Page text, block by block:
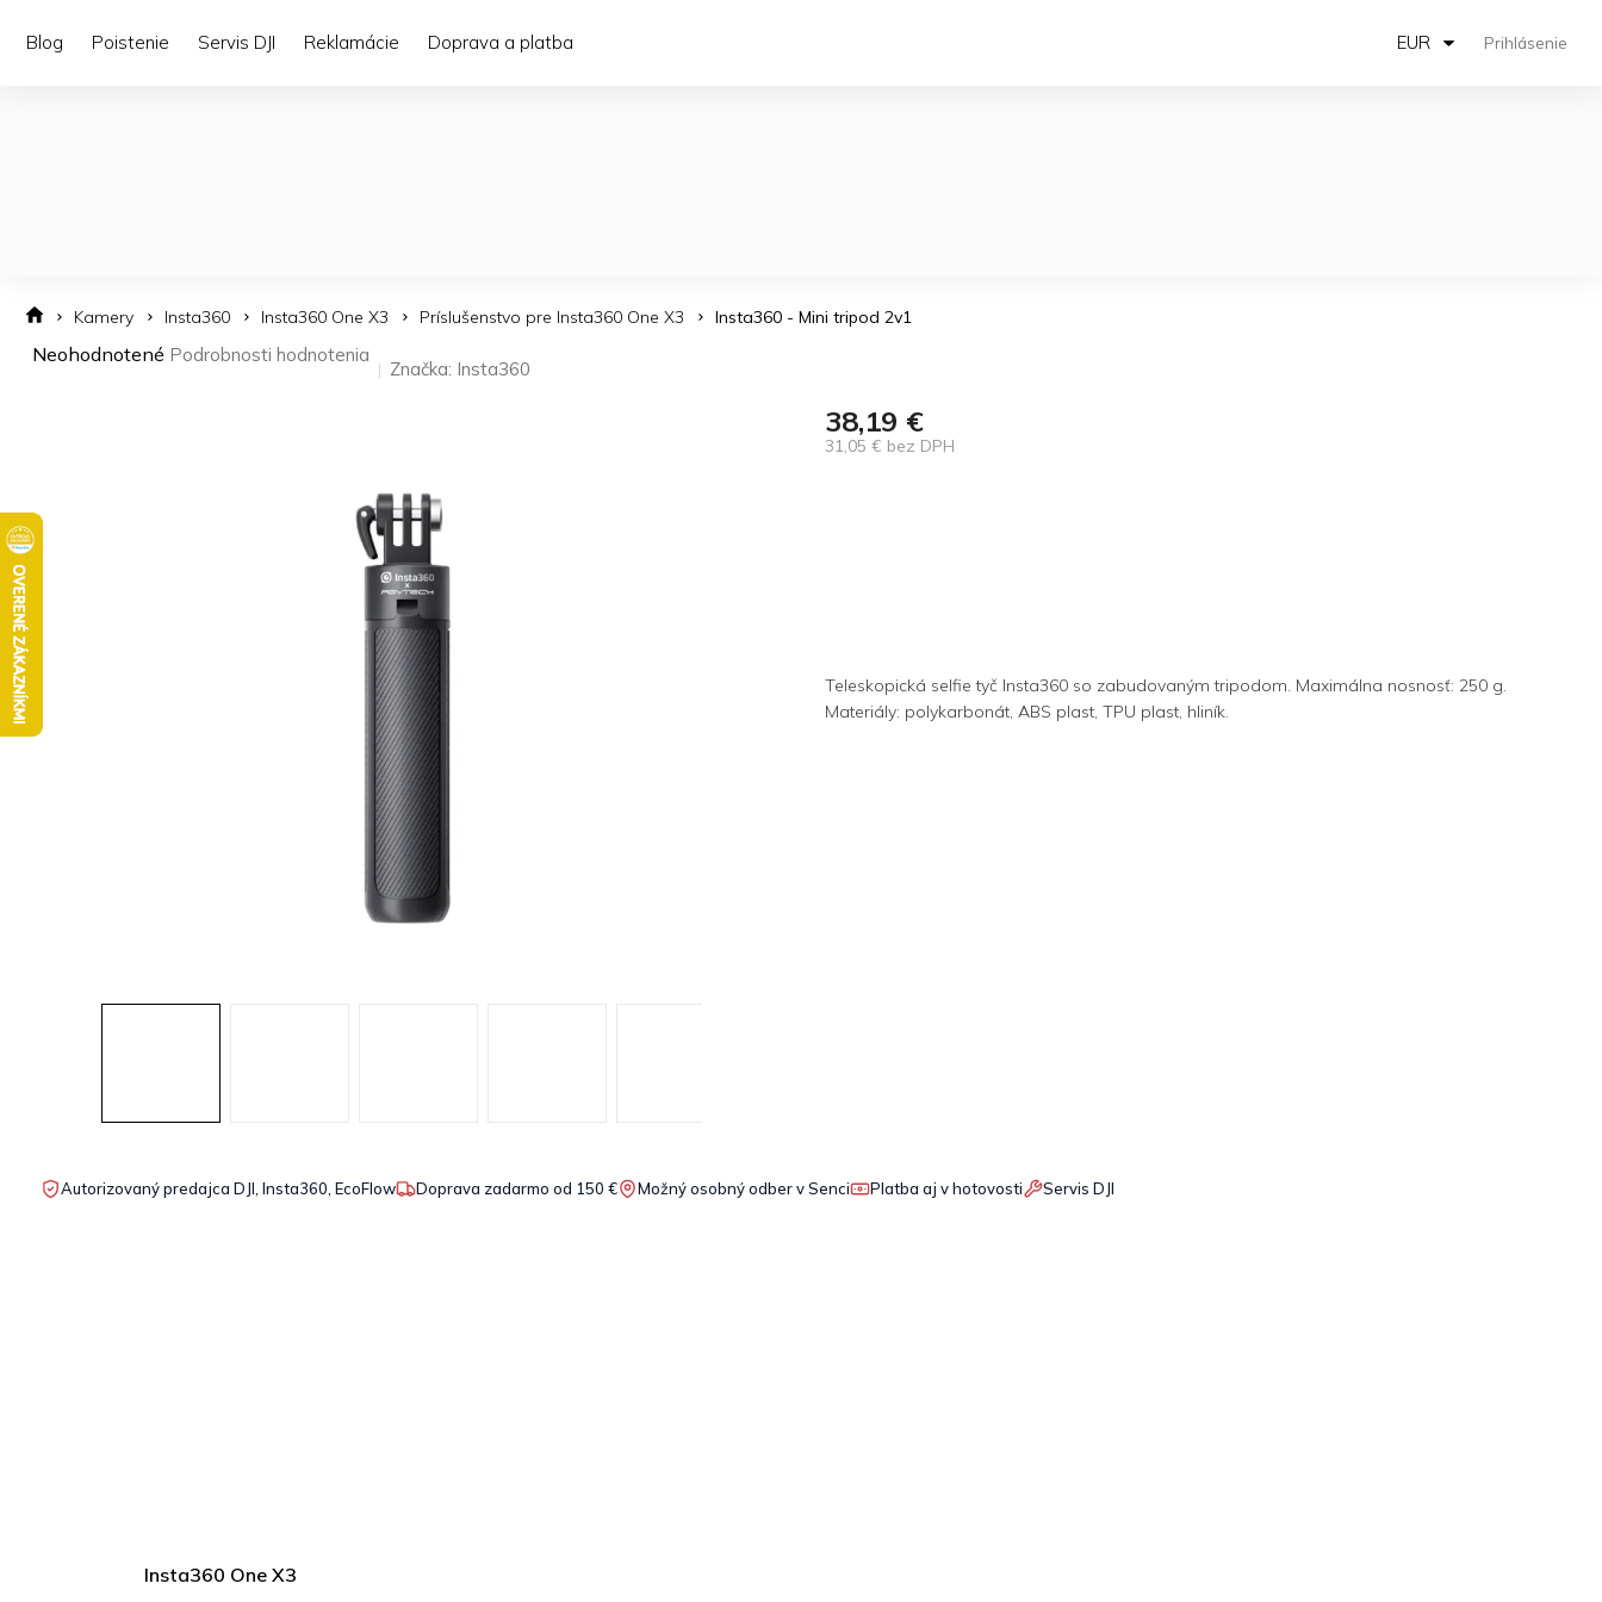
Blog Poistenie Servis DJI Reklamácie Doprava a platba EUR Prihlásenie
Kamery Insta360 Insta360 One X3 Príslušenstvo pre Insta360 One X3 Insta360 - Mini tripod 2v1
Priemerné
Neohodnotené Podrobnosti hodnotenia
Značka: Insta360
38,19 €
31,05 € bez DPH
Teleskopická selfie tyč Insta360 so zabudovaným tripodom. Maximálna nosnosť: 250 g.
Materiály: polykarbonát, ABS plast, TPU plast, hliník.
Autorizovaný predajca DJI, Insta360, EcoFlow Doprava zadarmo od 150 € Možný osobný odber v Senci Platba aj v hotovosti Servis DJI
Insta360 One X3